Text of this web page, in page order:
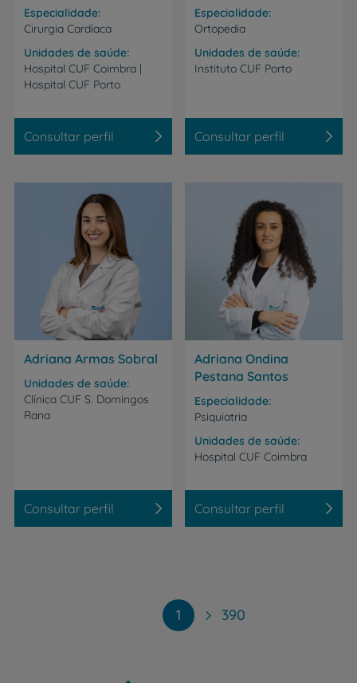
Especialidade
Cirurgia Cardíaca
Unidades de saúde
Hospital CUF Coimbra |
Hospital CUF Porto
Consultar perfil
Especialidade
Ortopedia
Unidades de saúde
Instituto CUF Porto
Consultar perfil
Adriana Armas Sobral
Unidades de saúde
Clínica CUF S. Domingos
Rana
Consultar perfil
Adriana Ondina
Pestana Santos
Especialidade
Psiquiatria
Unidades de saúde
Hospital CUF Coimbra
Consultar perfil
1 390